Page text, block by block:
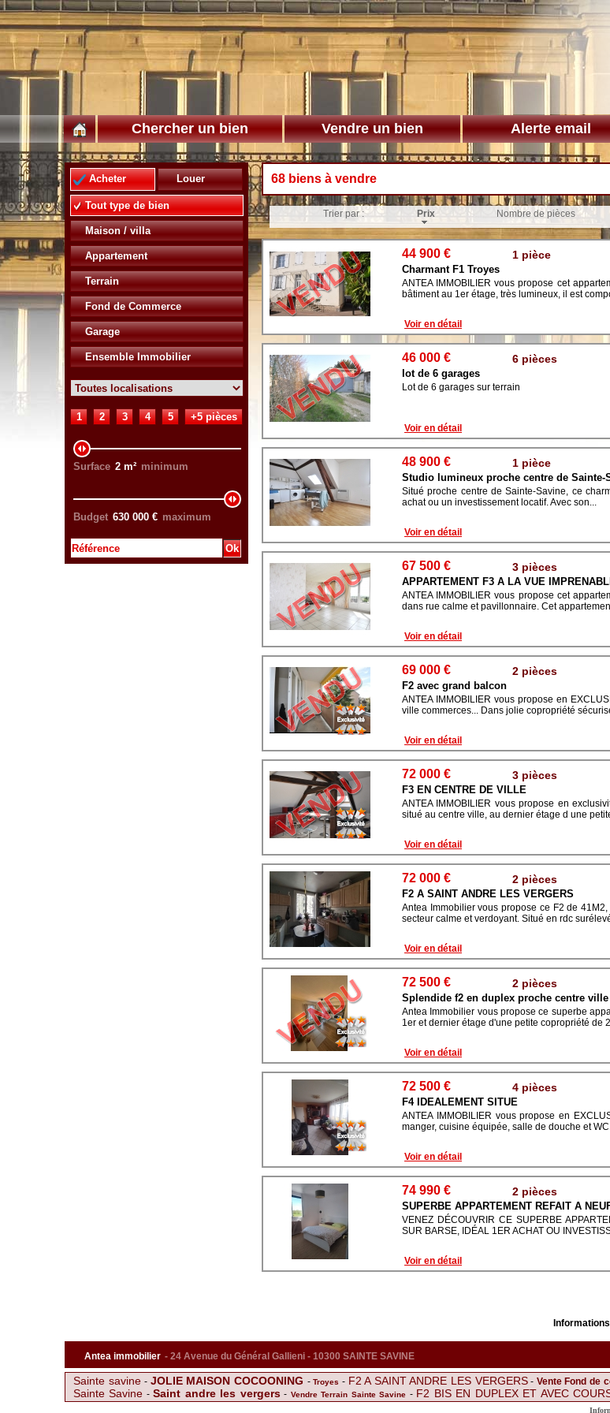
Chercher un bien Vendre un bien Alerte email
Acheter Louer
Tout type de bien
Maison / villa
Appartement
Terrain
Fond de Commerce
Garage
Ensemble Immobilier
1 2 3 4 5 +5 pièces
Surface 2 m² minimum
Budget 630 000 € maximum
68 biens à vendre
Trier par : Prix Nombre de pièces
44 900 € 1 pièce
Charmant F1 Troyes
ANTEA IMMOBILIER vous propose cet
bâtiment au 1er étage, très lumineux, il est
Voir en détail
46 000 € 6 pièces
lot de 6 garages
Lot de 6 garages sur terrain
Voir en détail
48 900 € 1 pièce
Studio lumineux proche centre de Sainte-
Situé proche centre de Sainte-Savine, ce
achat ou un investissement locatif. Avec son...
Voir en détail
67 500 € 3 pièces
APPARTEMENT F3 A LA VUE
ANTEA IMMOBILIER vous propose cet
dans rue calme et pavillonnaire. Cet
Voir en détail
69 000 € 2 pièces
F2 avec grand balcon
ANTEA IMMOBILIER vous propose en
ville commerces... Dans jolie copropriété
Voir en détail
72 000 € 3 pièces
F3 EN CENTRE DE VILLE
ANTEA IMMOBILIER vous propose en
situé au centre ville, au dernier étage d une
Voir en détail
72 000 € 2 pièces
F2 A SAINT ANDRE LES VERGERS
Antea Immobilier vous propose ce F2 de
secteur calme et verdoyant. Situé en rdc
Voir en détail
72 500 € 2 pièces
Splendide f2 en duplex proche centre ville
Antea Immobilier vous propose ce superbe
1er et dernier étage d'une petite copropriété de
Voir en détail
72 500 € 4 pièces
F4 IDEALEMENT SITUE
ANTEA IMMOBILIER vous propose en
manger, cuisine équipée, salle de douche et
Voir en détail
74 990 € 2 pièces
SUPERBE APPARTEMENT REFAIT A
VENEZ DÉCOUVRIR CE SUPERBE
SUR BARSE, IDÉAL 1ER ACHAT OU
Voir en détail
Antea immobilier - 24 Avenue du Général Gallieni - 10300 SAINTE SAVINE
Sainte savine- JOLIE MAISON COCOONING -Troyes - F2 A SAINT ANDRE LES VERGERS- Vente Fond de
Sainte Savine -Saint andre les vergers- Vendre Terrain Sainte Savine - F2 BIS EN DUPLEX ET AVEC
APPARTEMENT TROYES
Pavillon sainte julie Vente